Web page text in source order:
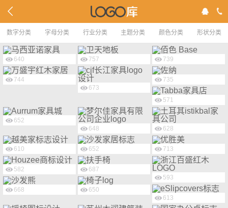
数字分类 字母分类 行业分类 主题分类 颜色分类 形状分类
640 757 739
744
735
673
571
652
648
628
610 652 713
582
593
687
668
650
613